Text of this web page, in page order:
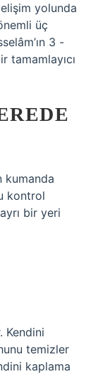
yolunda
üç
3 -
tamamlayıcı
kumanda
kontrol
bir yeri
Kendini
temizler
kaplama